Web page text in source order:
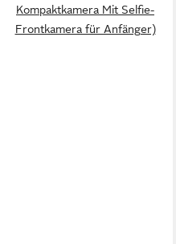
Kompaktkamera Mit Selfie-
Frontkamera für Anfänger)